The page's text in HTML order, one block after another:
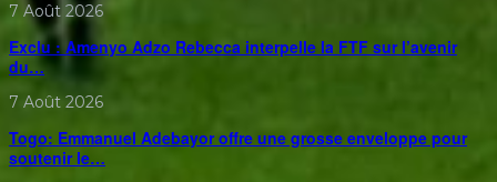
7 Août 2026
Exclu : Amenyo Adzo Rebecca interpelle la FTF sur l’avenir
du…
7 Août 2026
Togo: Emmanuel Adebayor offre une grosse enveloppe pour
soutenir le…